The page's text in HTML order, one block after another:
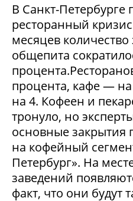
В Санкт-Петербурге
ресторанный
месяцев
общепита
процента, кафе —
на 4. Кофеен и
тронуло, но
основные
на кофейный
Петербург». На
заведений
факт, что они будут